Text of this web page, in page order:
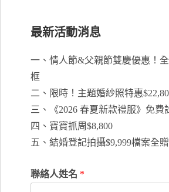
最新活動消息
一、情人節&父親節雙慶優惠！
框
二、限時！主題婚紗照特惠
三、《2026 春夏新款禮服》免費
四、寶寶抓周$8,800
五、結婚登記拍攝$9,999檔案全贈
聯絡人姓名 *